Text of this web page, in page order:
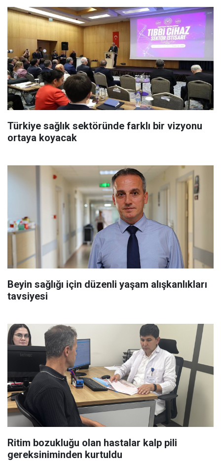
Türkiye sağlık sektöründe farklı bir vizyonu
ortaya koyacak
Beyin sağlığı için düzenli yaşam alışkanlıkları
tavsiyesi
Ritim bozukluğu olan hastalar kalp pili
gereksiniminden kurtuldu